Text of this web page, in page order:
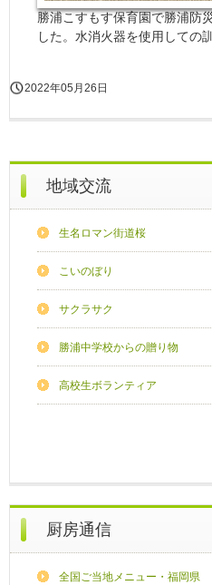
勝浦こすもす保育園で勝浦防
した。水消火器を使用しての
2022年05月26日
地域交流
生名ロマン街道桜
こいのぼり
サクラサク
勝浦中学校からの贈り物
高校生ボランティア
厨房通信
全国ご当地メニュー・福岡県